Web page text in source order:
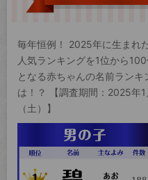
毎年恒例！ 2025年に生まれ
人気ランキングを1位から
となる赤ちゃんの名前ラン
は！？ 【調査期間：2025年
（土）】